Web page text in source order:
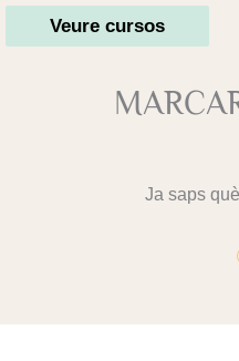
Veure cursos
Ja saps